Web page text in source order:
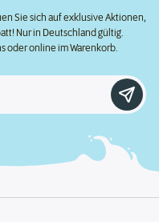
Sie sich auf exklusive Aktionen,
Nur in Deutschland gültig.
oder online im Warenkorb.